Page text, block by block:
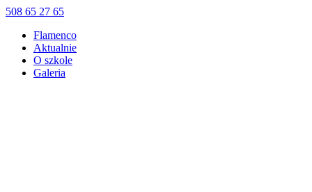
508 65 27 65
Flamenco
Aktualnie
O szkole
Galeria